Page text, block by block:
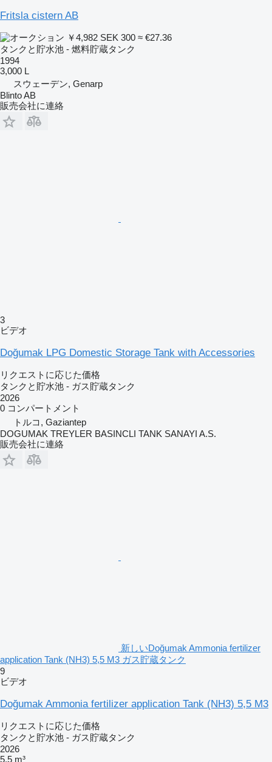
Fritsla cistern AB
￥4,982 SEK 300 ≈ €27.36
タンクと貯水池 - 燃料貯蔵タンク
1994
3,000 L
スウェーデン, Genarp
Blinto AB
販売会社に連絡
3
ビデオ
Doğumak LPG Domestic Storage Tank with Accessories
リクエストに応じた価格
タンクと貯水池 - ガス貯蔵タンク
2026
0 コンパートメント
トルコ, Gaziantep
DOGUMAK TREYLER BASINCLI TANK SANAYI A.S.
販売会社に連絡
新しいDoğumak Ammonia fertilizer
application Tank (NH3) 5,5 M3 ガス貯蔵タンク
9
ビデオ
Doğumak Ammonia fertilizer application Tank (NH3) 5,5 M3
リクエストに応じた価格
タンクと貯水池 - ガス貯蔵タンク
2026
5.5 m³